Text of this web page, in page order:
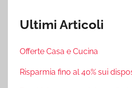
Ultimi Articoli
Offerte Casa e Cucina
Risparmia fino al 40% sui